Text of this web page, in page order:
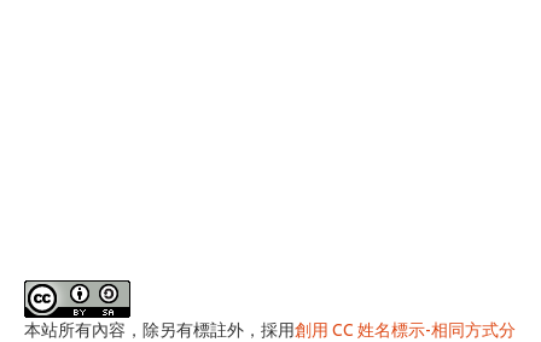
本站所有內容，除另有標註外，採用創用 CC 姓名標示-相同方式分